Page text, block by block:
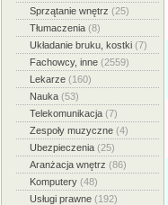
Sprzątanie wnętrz (25)
Tłumaczenia (8)
Układanie bruku, kostki (7)
Fachowcy, inne (2559)
Lekarze (160)
Nauka (53)
Telekomunikacja (7)
Zespoły muzyczne (4)
Ubezpieczenia (25)
Aranżacja wnętrz (86)
Komputery (48)
Usługi prawne (192)